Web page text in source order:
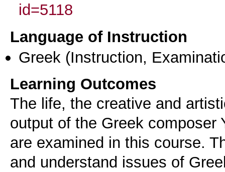
id=5118
Language of Instruction
Greek (Instruction,
Learning Outcomes
The life, the creative and
output of the Greek composer
are examined in this course.
and understand issues of